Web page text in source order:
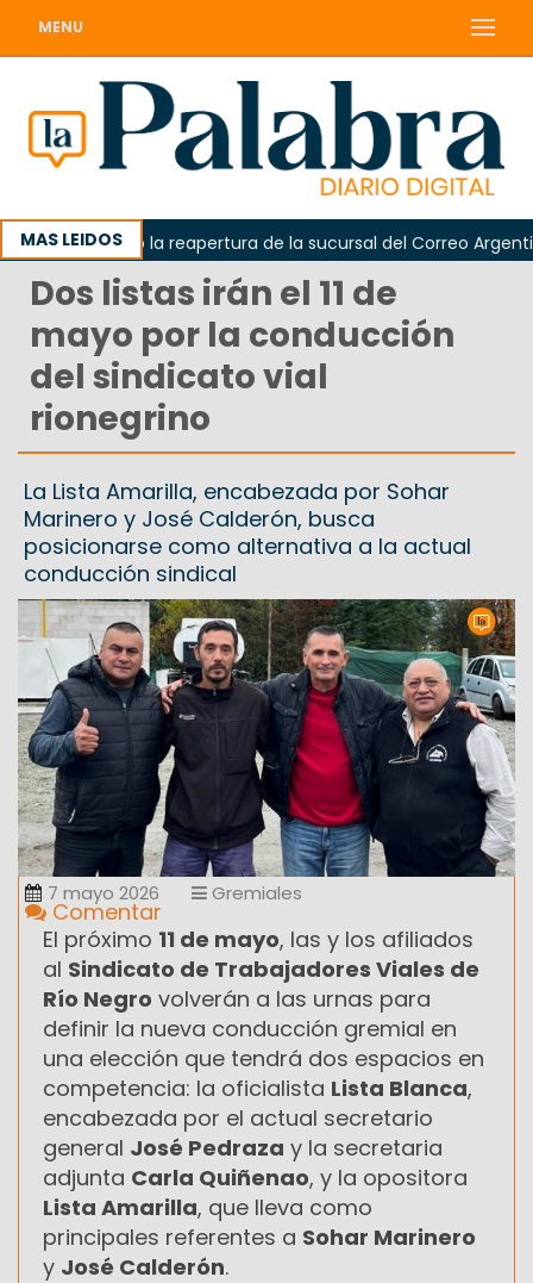
MENU
MAS LEIDOS
reclamó la reapertura de la sucursal del Correo Argentino
Dos listas irán el 11 de
mayo por la conducción
del sindicato vial
rionegrino
La Lista Amarilla, encabezada por Sohar
Marinero y José Calderón, busca
posicionarse como alternativa a la actual
conducción sindical
7 mayo 2026 Gremiales
Comentar
El próximo 11 de mayo, las y los afiliados
al Sindicato de Trabajadores Viales de
Río Negro volverán a las urnas para
definir la nueva conducción gremial en
una elección que tendrá dos espacios en
competencia: la oficialista Lista Blanca,
encabezada por el actual secretario
general José Pedraza y la secretaria
adjunta Carla Quiñenao, y la opositora
Lista Amarilla, que lleva como
principales referentes a Sohar Marinero
y José Calderón.